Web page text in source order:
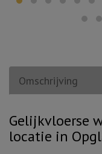
Omschrijving
Gelijkvloerse
locatie in